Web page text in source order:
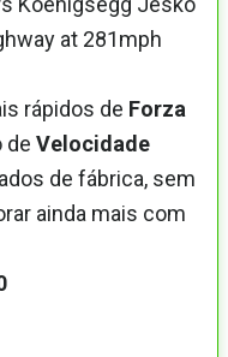
rápidos de Forza
de Velocidade
de fábrica, sem
ainda mais com